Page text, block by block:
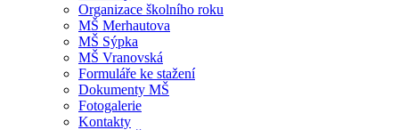
Organizace školního roku
MŠ Merhautova
MŠ Sýpka
MŠ Vranovská
Formuláře ke stažení
Dokumenty MŠ
Fotogalerie
Kontakty